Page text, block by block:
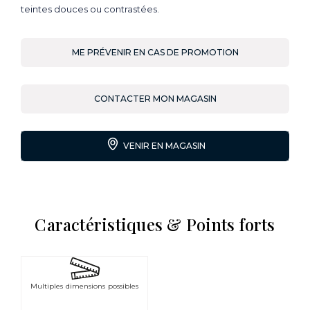
teintes douces ou contrastées.
ME PRÉVENIR EN CAS DE PROMOTION
CONTACTER MON MAGASIN
VENIR EN MAGASIN
Caractéristiques & Points forts
Multiples dimensions possibles